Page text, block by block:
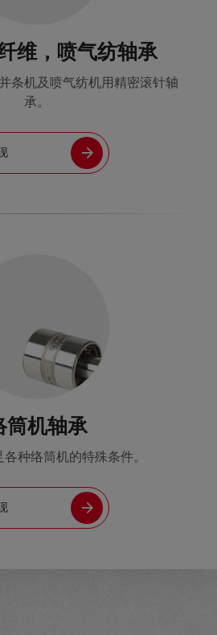
维，喷气纺轴承
条机及喷气纺机用精密滚针轴
承。
筒机轴承
种络筒机的特殊条件。